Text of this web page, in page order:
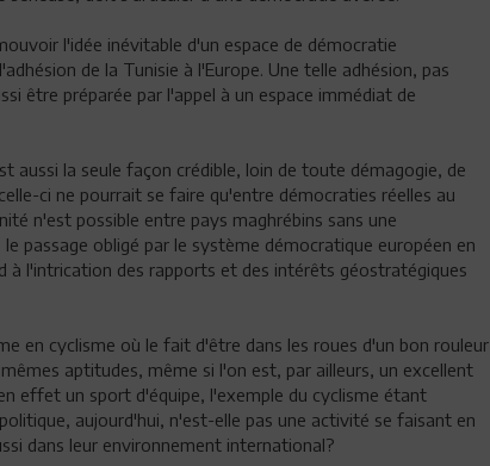
l'idée inévitable d'un espace de démocratie
de la Tunisie à l'Europe. Une telle adhésion, pas
être préparée par l'appel à un espace immédiat de
aussi la seule façon crédible, loin de toute démagogie, de
ci ne pourrait se faire qu'entre démocraties réelles au
n'est possible entre pays maghrébins sans une
passage obligé par le système démocratique européen en
l'intrication des rapports et des intérêts géostratégiques
en cyclisme où le fait d'être dans les roues d'un bon rouleur
aptitudes, même si l'on est, par ailleurs, un excellent
effet un sport d'équipe, l'exemple du cyclisme étant
aujourd'hui, n'est-elle pas une activité se faisant en
dans leur environnement international?